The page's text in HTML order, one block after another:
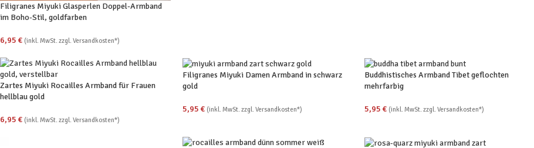
Filigranes Miyuki Glasperlen Doppel-Armband
im Boho-Stil, goldfarben
6,95 € (inkl. MwSt. zzgl. Versandkosten*)
Zartes Miyuki Rocailles Armband für Frauen
hellblau gold
6,95 € (inkl. MwSt. zzgl. Versandkosten*)
Filigranes Miyuki Damen Armband in schwarz
gold
5,95 € (inkl. MwSt. zzgl. Versandkosten*)
Buddhistisches Armband Tibet geflochten
mehrfarbig
5,95 € (inkl. MwSt. zzgl. Versandkosten*)